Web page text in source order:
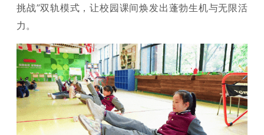
挑战”双轨模式，让校园课间焕发出蓬勃生机与无限活
力。